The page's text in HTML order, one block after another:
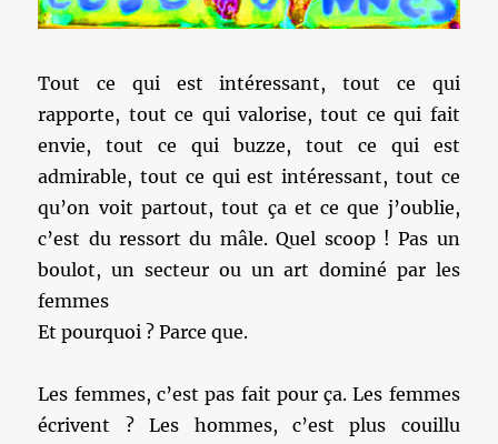
Tout ce qui est intéressant, tout ce qui
rapporte, tout ce qui valorise, tout ce qui fait
envie, tout ce qui buzze, tout ce qui est
admirable, tout ce qui est intéressant, tout ce
qu’on voit partout, tout ça et ce que j’oublie,
c’est du ressort du mâle. Quel scoop ! Pas un
boulot, un secteur ou un art dominé par les
femmes
Et pourquoi ? Parce que.
Les femmes, c’est pas fait pour ça. Les femmes
écrivent ? Les hommes, c’est plus couillu